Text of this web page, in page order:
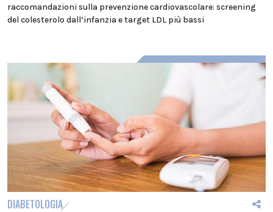
raccomandazioni sulla prevenzione cardiovascolare: screening
del colesterolo dall’infanzia e target LDL più bassi
DIABETOLOGIA